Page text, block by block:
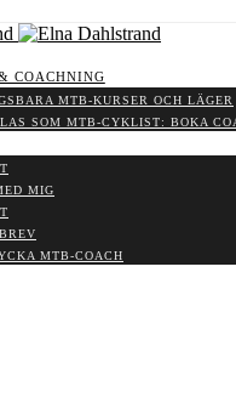
COACHNING
MTB-KURSER OCH LÄGER
SOM MTB-CYKLIST: BOKA
MIG
MTB-COACH